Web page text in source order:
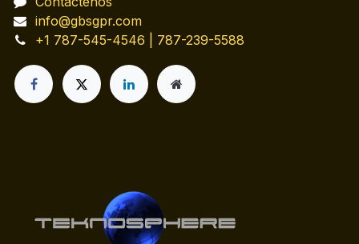
info@gbsgpr.com
+1 787-545-4546 | 787-239-5588